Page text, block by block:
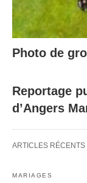
Photo de
Reportage
d’Angers
ARTICLES RÉCENTS
MARIAGES